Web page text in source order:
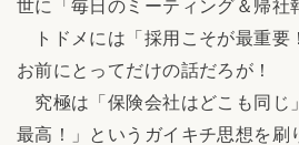
世に「毎日のミーティング＆帰社
トドメには「採用こそが最重
お前にとってだけの話だろが！
究極は「保険会社はどこも同じ
最高！」というガイキチ思想を刷